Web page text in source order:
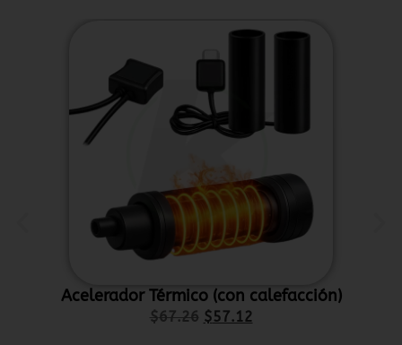
Acelerador Térmico (con calefacción)
$67.26 $57.12